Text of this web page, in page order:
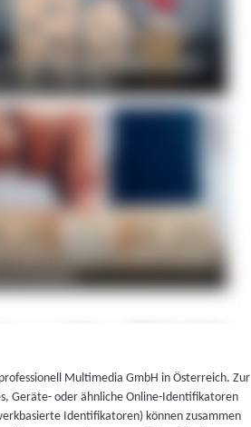
Multimedia GmbH in Österreich. Zur
Geräte- oder ähnliche Online-Identifikatoren
Identifikatoren) können zusammen